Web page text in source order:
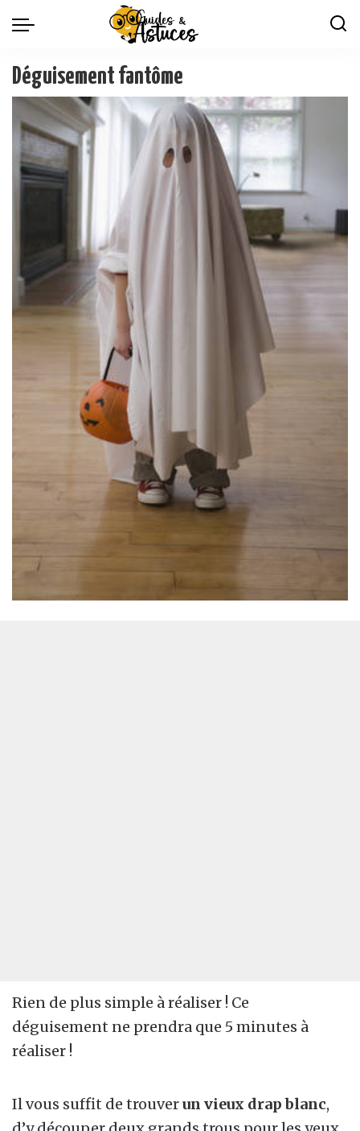
Déguisement fantôme
Rien de plus simple à réaliser ! Ce
déguisement ne prendra que 5 minutes à
réaliser !
Il vous suffit de trouverun vieux drap blanc,